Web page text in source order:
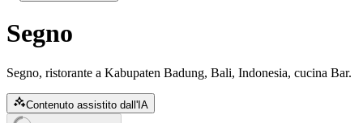
Segno
Segno, ristorante a Kabupaten Badung, Bali, Indonesia, cucina Bar.
Contenuto assistito dall'IA